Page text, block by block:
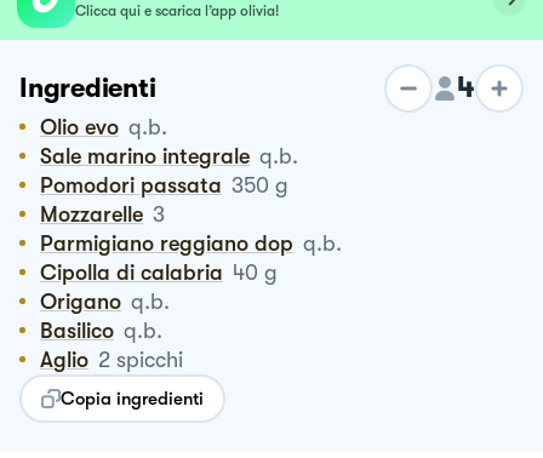
Clicca qui e scarica l’app olivia!
Ingredienti 4
Olio evo q.b.
Sale marino integrale q.b.
Pomodori passata 350 g
Mozzarelle 3
Parmigiano reggiano dop q.b.
Cipolla di calabria 40 g
Origano q.b.
Basilico q.b.
Aglio 2 spicchi
Copia ingredienti